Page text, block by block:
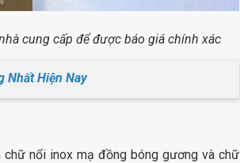
cung cấp để được báo giá chính xác
Nhất Hiện Nay
nổi inox mạ đồng bóng gương và chữ